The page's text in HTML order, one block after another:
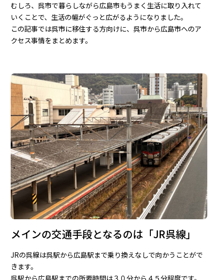
むしろ、呉市で暮らしながら広島市もうまく生活に取り入れて
いくことで、生活の幅がぐっと広がるようになりました。
この記事では呉市に移住する方向けに、呉市から広島市へのア
クセス事情をまとめます。
メインの交通手段となるのは「JR呉線」
JRの呉線は呉駅から広島駅まで乗り換えなしで向かうことがで
きます。